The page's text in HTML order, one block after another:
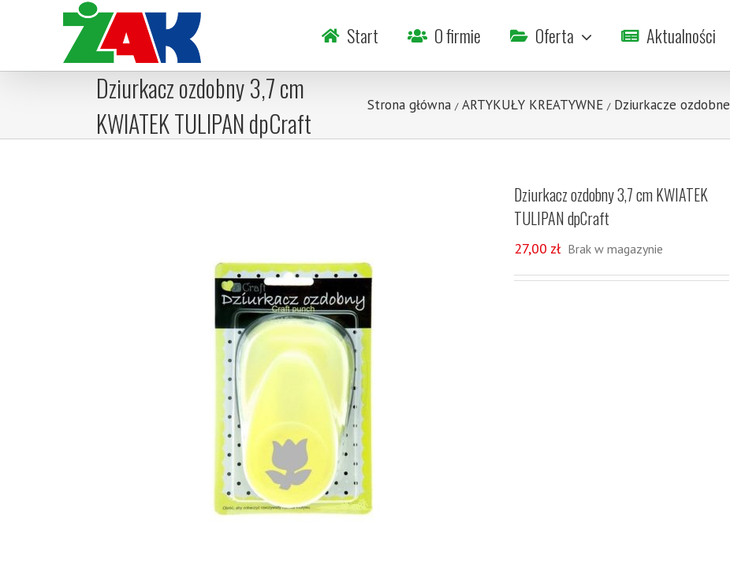
Start O firmie Oferta Aktualności
Dziurkacz ozdobny 3,7 cm
KWIATEK TULIPAN dpCraft
Strona główna / ARTYKUŁY KREATYWNE / Dziurkacze ozdobne
Dziurkacz ozdobny 3,7 cm KWIATEK
TULIPAN dpCraft
27,00 zł Brak w magazynie